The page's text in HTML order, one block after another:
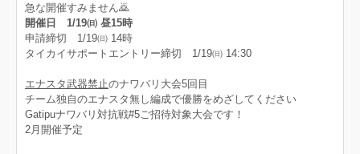
急な開催すみません🙇
開催日 1/19㈰ 昼15時
申請締切 1/19㈰ 14時
タイカイサポートエントリー締切 1/19㈰ 14:30
エナスタ武器禁止のナワバリ大会5回目
チーム独自のエナスタ無し編成で優勝をめざしてください
Gatipuナワバリ対抗戦#5ご招待対象大会です！
2月開催予定